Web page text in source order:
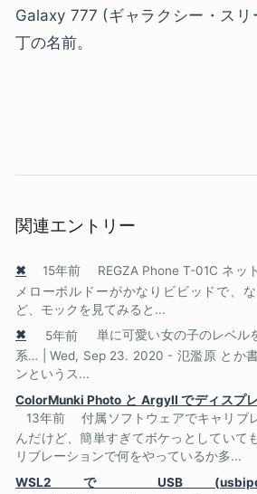
Galaxy 777 (ギャラクシー・ス
丁の名前。
関連エントリー
✖ 15年前
REGZA Phone T-01C ネッ
メローボルドーがかなりビビッドで、
ど、モックを見てみると...
✖
5年前
単に可愛い女の子のレベル
系… | Wed, Sep 23. 2020 - 氾濫原 とか
ンというス...
ColorMunki Photo と ArgyII でディスプ
13年前
付属ソフトウェアでキャリブ
んだけど、簡単すぎてボケっとしていて
リブレーションで何をやっているか多...
WSL2 で USB (usbipd-